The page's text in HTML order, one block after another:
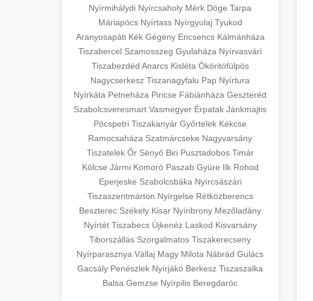
cosmetic breast surgery
aftercare.
szeptest.com
abdomen contouring surgery
procedures to refresh your
appearance. Upper and lower eyelid
surgery with experienced cosmetic
surgeons.
szeptest.com
eyelid cosmetic procedure
📈 Paciensek Számának
Növelése
+
Case study showcasing 150% increase
in patient consultations through
strategic marketing. Learn proven
methods for clinic growth.
gildedeu.org
clinic patient growth
🏥 Klinika Sikere
Esettanulmány
+
Detailed analysis of successful clinic
strategies resulting in significant
patient acquisition improvements and
practice expansion.
checkmydentist.com
medical practice success
🤖 AI Marketing
Bejelentkezés
+
Discover how AI-driven marketing
strategies increased patient
registrations by 150%. Modern
technology meets medical practice
growth.
🎯 Praxis Felfuttatása +
Comprehensive guide to scaling your
medical practice. Proven strategies for
patient acquisition, retention, and
practice development.
📊 150%-os Páciens
Növekedés
+
Nyírmihálydi Nyírcsaholy Mérk Döge Tarpa
Máriapócs Nyírtass Nyírgyulaj Tyukod
Aranyosapáti Kék Gégény Encsencs Kálmánháza
Tiszabercel Szamosszeg Gyulaháza Nyírvasvári
Tiszabezdéd Anarcs Kisléta Ököritófülpös
Nagycserkesz Tiszanagyfalu Pap Nyírtura
Nyírkáta Petneháza Piricse Fábiánháza Geszteréd
Szabolcsveresmart Vasmegyer Érpatak Jánkmajtis
Pócspetri Tiszakanyár Győrtelek Kékcse
Ramocsaháza Szatmárcseke Nagyvarsány
Tiszatelek Őr Sényő Biri Pusztadobos Timár
Kölcse Jármi Komoró Paszab Gyüre Ilk Rohod
Eperjeske Szabolcsbáka Nyírcsászári
Tiszaszentmárton Nyírgelse Rétközberencs
Beszterec Székely Kisar Nyíribrony Mezőladány
Nyírtét Tiszabecs Újkenéz Laskod Kisvarsány
Tiborszállás Szorgalmatos Tiszakerecseny
Nyírparasznya Vállaj Magy Milota Nábrád Gulács
Gacsály Penészlek Nyírjákó Berkesz Tiszaszalka
Balsa Gemzse Nyírpilis Beregdaróc